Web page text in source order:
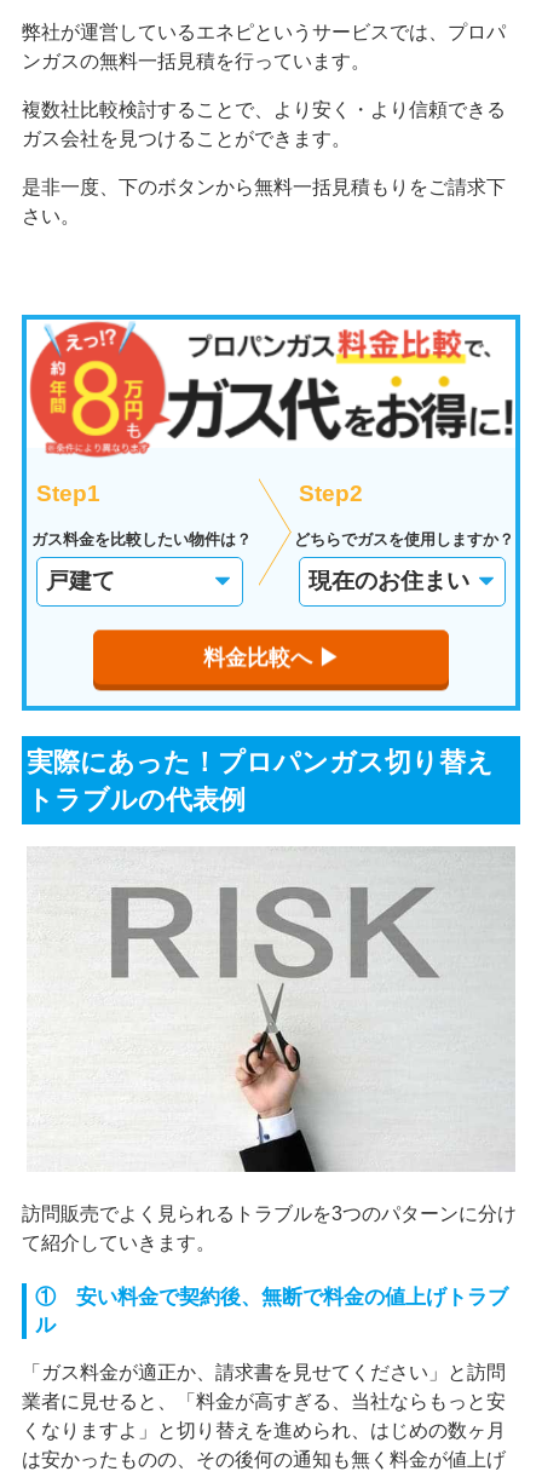
弊社が運営しているエネピというサービスでは、プロパ
ンガスの無料一括見積を行っています。
複数社比較検討することで、より安く・より信頼できる
ガス会社を見つけることができます。
是非一度、下のボタンから無料一括見積もりをご請求下
さい。
Step1
ガス料金を比較したい物件は？
Step2
どちらでガスを使用しますか？
料金比較へ ▶︎
実際にあった！プロパンガス切り替え
トラブルの代表例
訪問販売でよく見られるトラブルを3つのパターンに分け
て紹介していきます。
① 安い料金で契約後、無断で料金の値上げトラブ
ル
「ガス料金が適正か、請求書を見せてください」と訪問
業者に見せると、「料金が高すぎる、当社ならもっと安
くなりますよ」と切り替えを進められ、はじめの数ヶ月
は安かったものの、その後何の通知も無く料金が値上げ